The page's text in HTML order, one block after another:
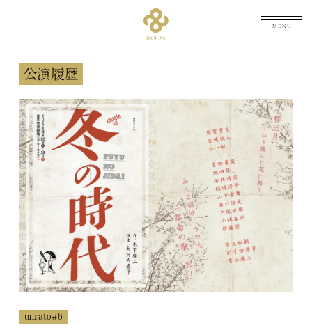
メニ
TOP トップ
NEWS 最新情報
公演履歴
unrato#6